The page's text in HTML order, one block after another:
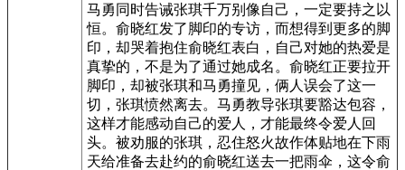
马勇同时告诫张琪千万别像自己，一定要持之以
恒。俞晓红发了脚印的专访，而想得到更多的脚
印，却哭着抱住俞晓红表白，自己对她的热爱是
真挚的，不是为了通过她成名。俞晓红正要拉开
脚印，却被张琪和马勇撞见，俩人误会了这一
切，张琪愤然离去。马勇教导张琪要豁达包容，
这样才能感动自己的爱人，才能最终令爱人回
头。被劝服的张琪，忍住怒火故作体贴地在下雨
天给准备去赴约的俞晓红送去一把雨伞，这令俞